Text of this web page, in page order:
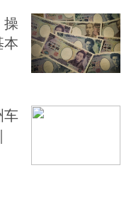
操
本
车